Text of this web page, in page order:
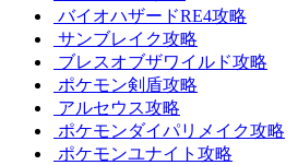
バイオハザードRE4攻略
サンブレイク攻略
ブレスオブザワイルド攻略
ポケモン剣盾攻略
アルセウス攻略
ポケモンダイパリメイク攻略
ポケモンユナイト攻略